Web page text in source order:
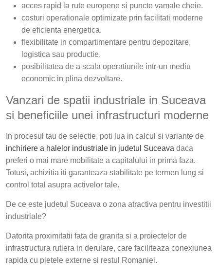
acces rapid la rute europene si puncte vamale cheie.
costuri operationale optimizate prin facilitati moderne
de eficienta energetica.
flexibilitate in compartimentare pentru depozitare,
logistica sau productie.
posibilitatea de a scala operatiunile intr-un mediu
economic in plina dezvoltare.
Vanzari de spatii industriale in Suceava
si beneficiile unei infrastructuri moderne
In procesul tau de selectie, poti lua in calcul si variante de
inchiriere a halelor industriale in judetul Suceava daca
preferi o mai mare mobilitate a capitalului in prima faza.
Totusi, achizitia iti garanteaza stabilitate pe termen lung si
control total asupra activelor tale.
De ce este judetul Suceava o zona atractiva pentru investitii
industriale?
Datorita proximitatii fata de granita si a proiectelor de
infrastructura rutiera in derulare, care faciliteaza conexiunea
rapida cu pietele externe si restul Romaniei.